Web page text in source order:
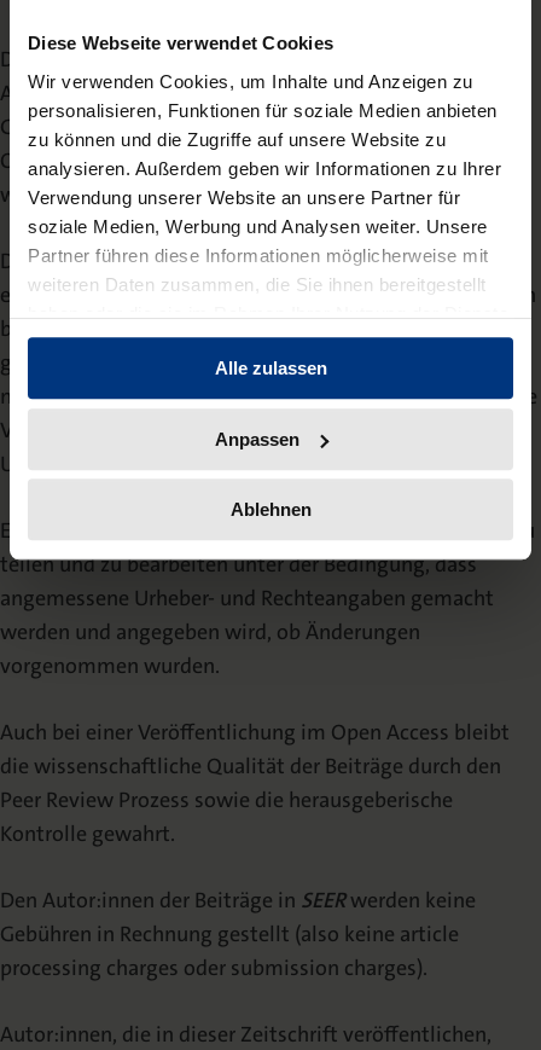
Diese Webseite verwendet Cookies
Wir verwenden Cookies, um Inhalte und Anzeigen zu
personalisieren, Funktionen für soziale Medien anbieten
zu können und die Zugriffe auf unsere Website zu
analysieren. Außerdem geben wir Informationen zu Ihrer
Verwendung unserer Website an unsere Partner für
soziale Medien, Werbung und Analysen weiter. Unsere
Partner führen diese Informationen möglicherweise mit
weiteren Daten zusammen, die Sie ihnen bereitgestellt
haben oder die sie im Rahmen Ihrer Nutzung der Dienste
gesammelt haben.
Alle zulassen
Anpassen
Ablehnen
Die Zeitschrift erscheint ab dem Jahrgang 2021 Open
Access.
Gemäß der Absicht der Herausgeber ermöglicht das
Open-Access-Publizieren den freien Zugang zu
wissenschaftlichen Publikationen.
Das Recht zur Nach-Nutzung der Texte und Abbildungen
ergibt sich aus der CC-Lizenz, die den einzelnen Beiträgen
beigefügt ist. Fehlt eine explizite Angabe der Lizenz,
greift eine CC-BY-Lizenz. Eine darüber hinausgehende,
nicht ausdrücklich vom Urheberrechtsgesetz zugelassene
Verwertung bedarf der vorherigen Zustimmung der
Urheber:innen bzw. des Verlages.
Eine
erlaubt es, die Inhalte der Zeitschrift zu
teilen und zu bearbeiten unter der Bedingung, dass
angemessene Urheber- und Rechteangaben gemacht
werden und angegeben wird, ob Änderungen
vorgenommen wurden.
Auch bei einer Veröffentlichung im Open Access bleibt
die wissenschaftliche Qualität der Beiträge durch den
Peer Review Prozess sowie die herausgeberische
Kontrolle gewahrt.
Den Autor:innen der Beiträge in SEERwerden keine
Gebühren in Rechnung gestellt (also keine article
processing charges oder submission charges).
Autor:innen, die in dieser Zeitschrift veröffentlichen,